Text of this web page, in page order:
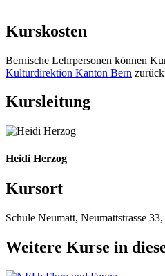
Kurskosten
Bernische Lehrpersonen können
Kulturdirektion Kanton Bern
Kursleitung
Heidi Herzog
Kursort
Schule Neumatt, Neumattstrasse
Weitere Kurse in